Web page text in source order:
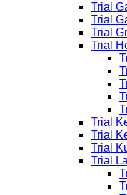
Trial
Trial
Trial
Trial
Trial
Trial
Trial
Trial